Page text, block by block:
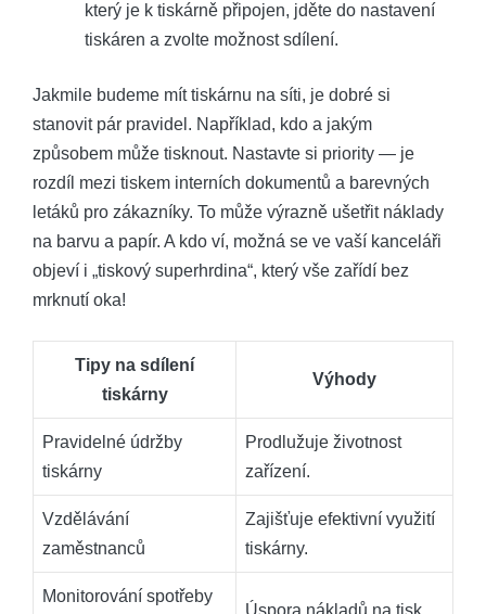
který je k tiskárně připojen, jděte do nastavení
tiskáren a zvolte možnost sdílení.
Jakmile budeme mít tiskárnu na síti, je dobré si
stanovit pár pravidel. Například, kdo a jakým
způsobem může tisknout. Nastavte si priority — je
rozdíl mezi tiskem interních dokumentů a barevných
letáků pro zákazníky. To může výrazně ušetřit náklady
na barvu a papír. A kdo ví, možná se ve vaší kanceláři
objeví i „tiskový superhrdina“, který vše zařídí bez
mrknutí oka!
Tipy na sdílení
tiskárny
Výhody
Pravidelné údržby
tiskárny
Prodlužuje životnost
zařízení.
Vzdělávání
zaměstnanců
Zajišťuje efektivní využití
tiskárny.
Monitorování spotřeby